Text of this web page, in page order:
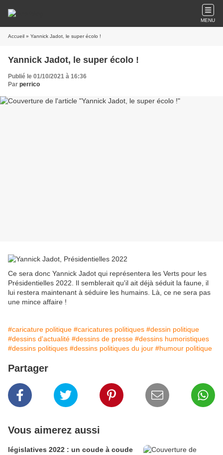
MENU
Accueil » Yannick Jadot, le super écolo !
Yannick Jadot, le super écolo !
Publié le 01/10/2021 à 16:36
Par perrico
Ce sera donc Yannick Jadot qui représentera les Verts pour les
Présidentielles 2022. Il semblerait qu'il ait déjà séduit la faune, il
lui restera maintenant à séduire les humains. Là, ce ne sera pas
une mince affaire !
#caricature politique #caricatures politiques #dessin politique
#dessins d'actualité #dessins de presse #dessins humoristiques
#dessins politiques #dessins politiques du jour #humour politique
Partager
Vous aimerez aussi
législatives 2022 : un coude à coude